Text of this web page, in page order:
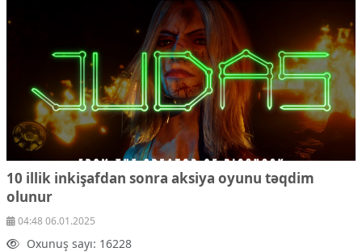
Gənclər və İdman
Media və QHT
Hadisə
Sağlamlıq
Sosium
Mənəvi dəyərlər
Texnologiya
Mətbuat-150
Əlaqə
Missiyamız
10 illik inkişafdan sonra aksiya oyunu təqdim
olunur
04:48 06.01.2025
Oxunuş sayı: 16228